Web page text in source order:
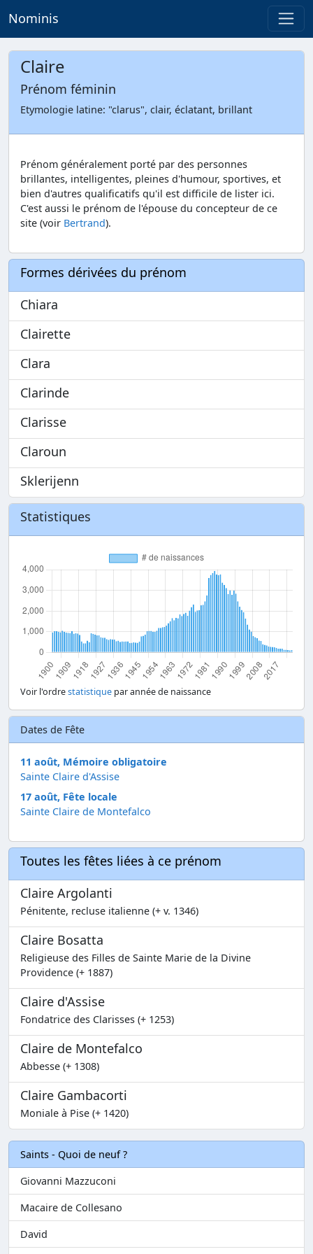
Nominis
Claire
Prénom féminin
Etymologie latine: "clarus", clair, éclatant, brillant
Prénom généralement porté par des personnes
brillantes, intelligentes, pleines d'humour, sportives, et
bien d'autres qualificatifs qu'il est difficile de lister ici.
C'est aussi le prénom de l'épouse du concepteur de ce
site (voir Bertrand).
Formes dérivées du prénom
Chiara
Clairette
Clara
Clarinde
Clarisse
Claroun
Sklerijenn
Statistiques
Voir l'ordrestatistique par année de naissance
Dates de Fête
11 août, Mémoire obligatoire
Sainte Claire d'Assise
17 août, Fête locale
Sainte Claire de Montefalco
Toutes les fêtes liées à ce prénom
Claire Argolanti
Pénitente, recluse italienne (+ v. 1346)
Claire Bosatta
Religieuse des Filles de Sainte Marie de la Divine
Providence (+ 1887)
Claire d'Assise
Fondatrice des Clarisses (+ 1253)
Claire de Montefalco
Abbesse (+ 1308)
Claire Gambacorti
Moniale à Pise (+ 1420)
Saints - Quoi de neuf ?
Giovanni Mazzuconi
Macaire de Collesano
David